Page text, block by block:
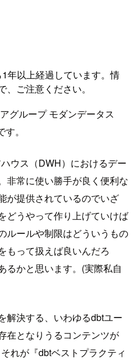
年以上経過しています。情
ご注意ください。
グループ モダンデータス
す。
ウス（DWH）におけるデー
非常に使い勝手が良く便利な
が提供されているのでいざ
どうやって作り上げていけば
ルールや制限はどういうもの
もって扱えば良いんだろ
るかと思います。(実際私自
解決する、いわゆるdbtユー
在となりうるコンテンツが
れが『dbtベストプラクティ